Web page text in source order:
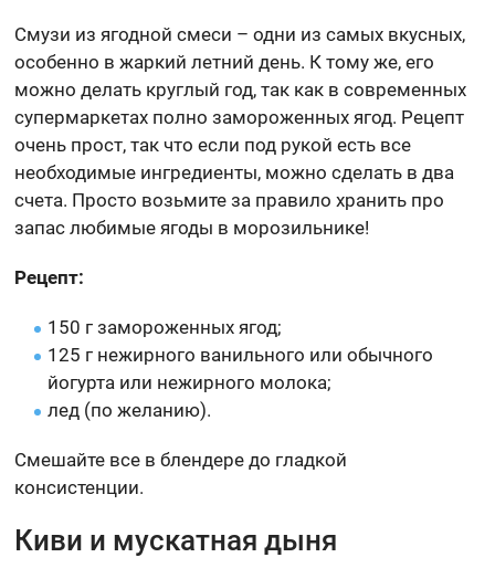
Смузи из ягодной смеси – одни из самых вкусных,
особенно в жаркий летний день. К тому же, его
можно делать круглый год, так как в современных
супермаркетах полно замороженных ягод. Рецепт
очень прост, так что если под рукой есть все
необходимые ингредиенты, можно сделать в два
счета. Просто возьмите за правило хранить про
запас любимые ягоды в морозильнике!
Рецепт:
150 г замороженных ягод;
125 г нежирного ванильного или обычного
йогурта или нежирного молока;
лед (по желанию).
Смешайте все в блендере до гладкой
консистенции.
Киви и мускатная дыня